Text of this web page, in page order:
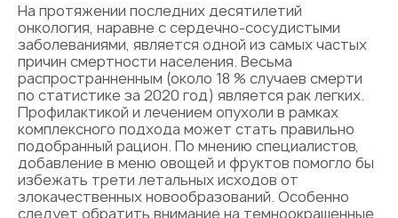
На протяжении последних десятилетий
онкология, наравне с сердечно-сосудистыми
заболеваниями, является одной из самых частых
причин смертности населения. Весьма
распространненным (около 18 % случаев смерти
по статистике за 2020 год) является рак легких.
Профилактикой и лечением опухоли в рамках
комплексного подхода может стать правильно
подобранный рацион. По мнению специалистов,
добавление в меню овощей и фруктов помогло бы
избежать трети летальных исходов от
злокачественных новообразований. Особенно
следует обратить внимание на темноокрашенные